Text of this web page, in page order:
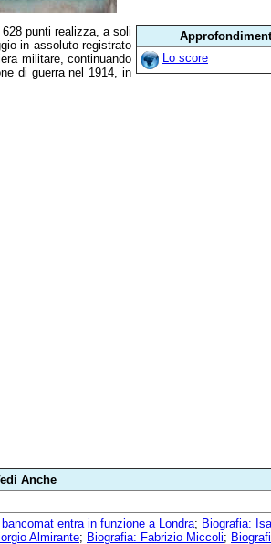
Lo score
punti realizza, a soli
in assoluto registrato
militare, continuando
di guerra nel 1914, in
Anche
bancomat entra in funzione a Londra; Biografia:
Almirante; Biografia: Fabrizio Miccoli;